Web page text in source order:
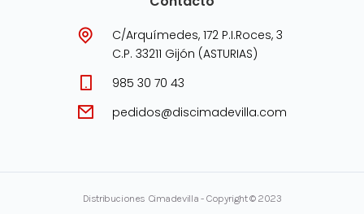
C/Arquímedes, 172 P.I.Roces, 3
C.P. 33211 Gijón (ASTURIAS)
985 30 70 43
pedidos@discimadevilla.com
Distribuciones Cimadevilla - Copyright © 2023